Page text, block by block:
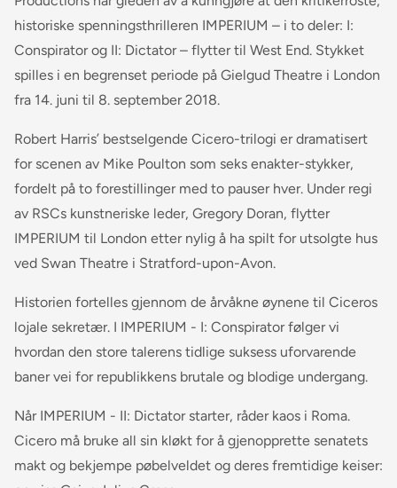
historiske spenningsthrilleren IMPERIUM – i to deler: I:
Conspirator og II: Dictator – flytter til West End. Stykket
spilles i en begrenset periode på Gielgud Theatre i London
fra 14. juni til 8. september 2018.
Robert Harris’ bestselgende Cicero-trilogi er dramatisert
for scenen av Mike Poulton som seks enakter-stykker,
fordelt på to forestillinger med to pauser hver. Under regi
av RSCs kunstneriske leder, Gregory Doran, flytter
IMPERIUM til London etter nylig å ha spilt for utsolgte hus
ved Swan Theatre i Stratford-upon-Avon.
Historien fortelles gjennom de årvåkne øynene til Ciceros
lojale sekretær. I IMPERIUM - I: Conspirator følger vi
hvordan den store talerens tidlige suksess uforvarende
baner vei for republikkens brutale og blodige undergang.
Når IMPERIUM - II: Dictator starter, råder kaos i Roma.
Cicero må bruke all sin kløkt for å gjenopprette senatets
makt og bekjempe pøbelveldet og deres fremtidige keiser: